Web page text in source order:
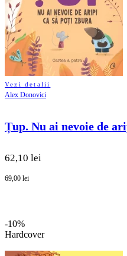
Vezi detalii
Alex Donovici
Țup. Nu ai nevoie de
62,10 lei
69,00 lei
-10%
Hardcover